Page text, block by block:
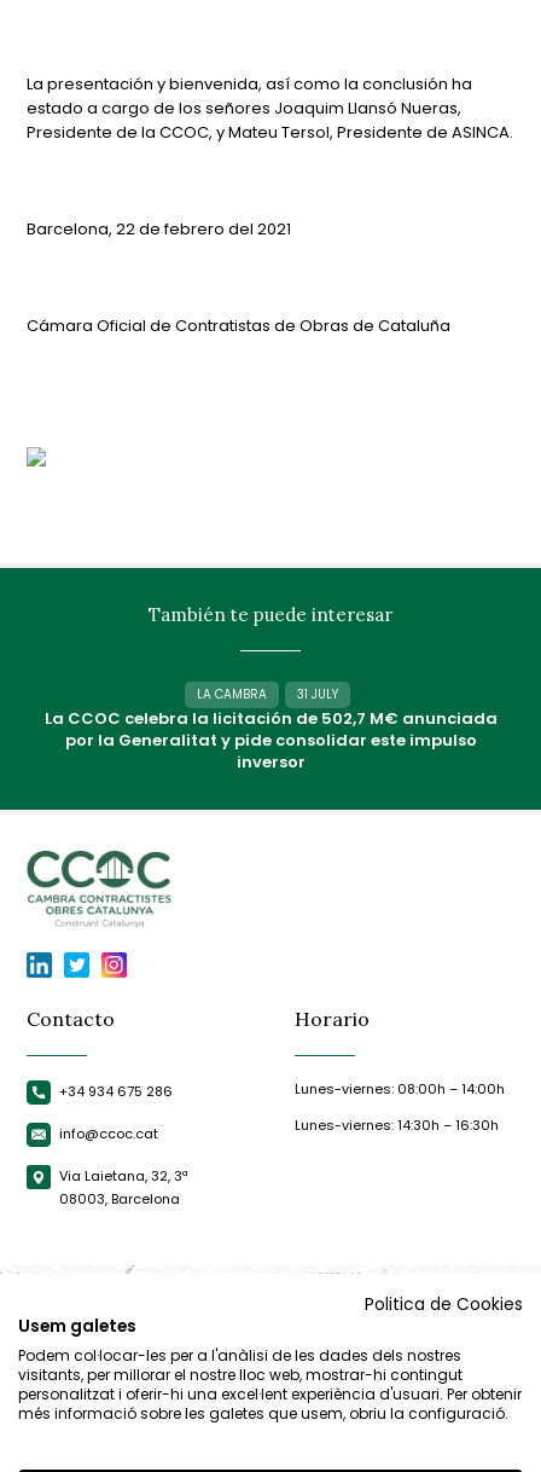
La presentación y bienvenida, así como la conclusión ha
estado a cargo de los señores Joaquim Llansó Nueras,
Presidente de la CCOC, y Mateu Tersol, Presidente de ASINCA.
Barcelona, 22 de febrero del 2021
Cámara Oficial de Contratistas de Obras de Cataluña
También te puede interesar
LA CAMBRA 31 JULY
La CCOC celebra la licitación de 502,7 M€ anunciada
por la Generalitat y pide consolidar este impulso
inversor
Contacto
+34 934 675 286
info@ccoc.cat
Via Laietana, 32, 3ª
08003, Barcelona
Horario
Lunes-viernes: 08:00h – 14:00h
Lunes-viernes: 14:30h – 16:30h
Politica de Cookies
Usem galetes
Podem col·locar-les per a l'anàlisi de les dades dels nostres
visitants, per millorar el nostre lloc web, mostrar-hi contingut
personalitzat i oferir-hi una excel·lent experiència d'usuari. Per obtenir
més informació sobre les galetes que usem, obriu la configuració.